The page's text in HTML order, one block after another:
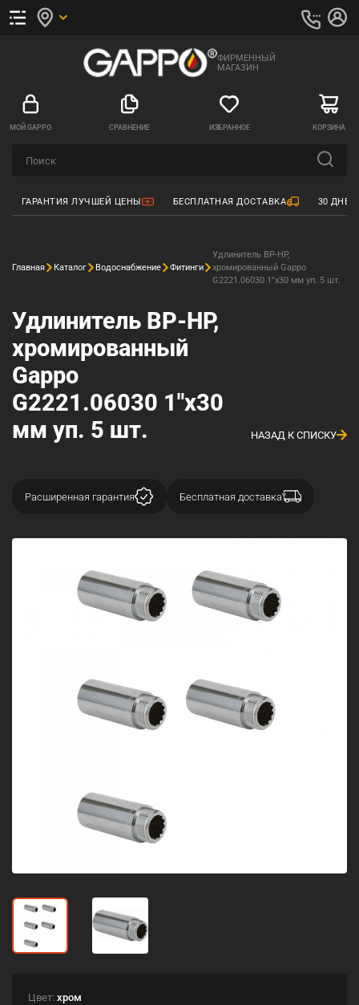
ФИРМЕННЫЙ
МАГАЗИН
МОЙ GAPPO СРАВНЕНИЕ ИЗБРАННОЕ КОРЗИНА
ГАРАНТИЯ ЛУЧШЕЙ ЦЕНЫ БЕСПЛАТНАЯ ДОСТАВКА 30
Главная Каталог Водоснабжение Фитинги
Удлинитель ВР-НР,
хромированный Gappo
G2221.06030 1"х30 мм уп. 5 шт.
Удлинитель ВР-НР,
хромированный
Gappo
G2221.06030 1"х30
мм уп. 5 шт.
НАЗАД К СПИСКУ
Расширенная гарантия Бесплатная доставка
Цвет: хром